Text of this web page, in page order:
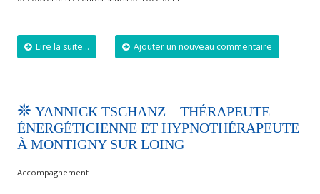
Lire la suite... Ajouter un nouveau commentaire
YANNICK TSCHANZ – THÉRAPEUTE
ÉNERGÉTICIENNE ET HYPNOTHÉRAPEUTE
À MONTIGNY SUR LOING
Accompagnement